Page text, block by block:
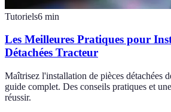
Tutoriels6 min
Les Meilleures Pratiques pour
Détachées Tracteur
Maîtrisez l'installation de pièces détachées
guide complet. Des conseils pratiques et
réussir.